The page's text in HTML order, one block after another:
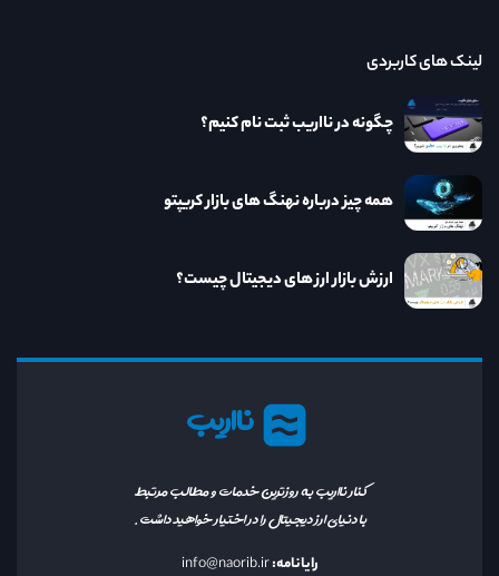
نااریب
کنار نااریب به روزترین خدمات و مطالب مرتبط
با دنیای ارز دیجیتال را در اختیار خواهید داشت.
رایانامه:info@naorib.ir
لینک های کاربردی
چگونه در نااریب ثبت نام کنیم؟
همه چیز درباره نهنگ های بازار کریپتو
ارزش بازار ارز های دیجیتال چیست؟